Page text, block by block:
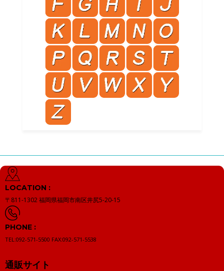
LOCATION :
〒811-1302福岡県福岡市南区井尻5-20-15
PHONE :
TEL:092-571-5500 FAX:092-571-5538
通販サイト